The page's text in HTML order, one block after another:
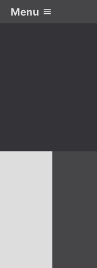
Menu